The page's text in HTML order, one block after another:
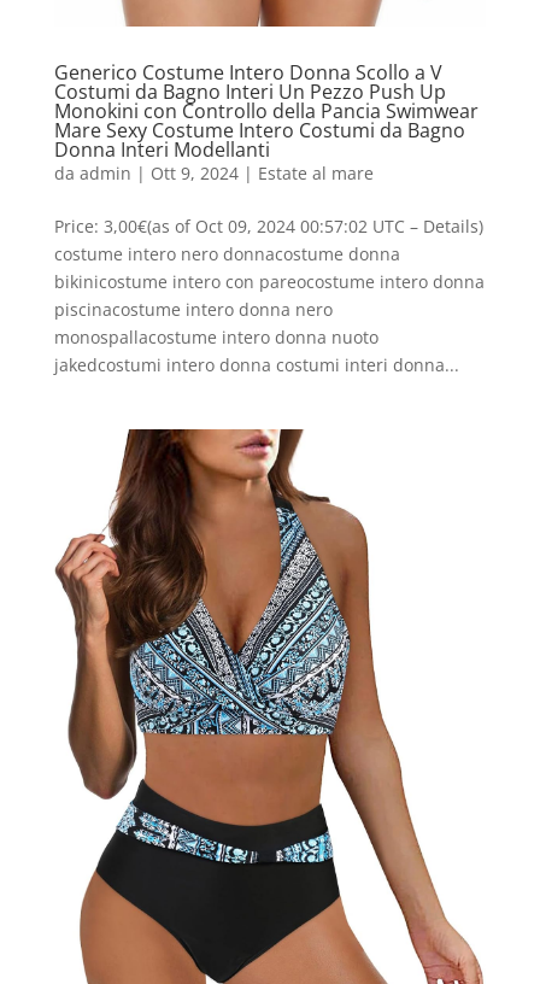
Generico Costume Intero Donna Scollo a V
Costumi da Bagno Interi Un Pezzo Push Up
Monokini con Controllo della Pancia Swimwear
Mare Sexy Costume Intero Costumi da Bagno
Donna Interi Modellanti
da admin | Ott 9, 2024| Estate al mare
Price: 3,00€(as of Oct 09, 2024 00:57:02 UTC – Details)
costume intero nero donnacostume donna
bikinicostume intero con pareocostume intero donna
piscinacostume intero donna nero
monospallacostume intero donna nuoto
jakedcostumi intero donna costumi interi donna...